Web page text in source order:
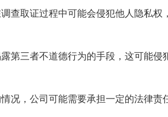
查取证过程中可能会侵犯他人隐私权
第三者不道德行为的手段，这可能侵
况，公司可能需要承担一定的法律责